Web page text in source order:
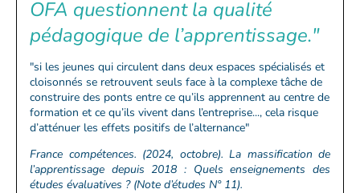
OFA questionnent la qualité
pédagogique de l’apprentissage."
"si les jeunes qui circulent dans deux espaces spécialisés et
cloisonnés se retrouvent seuls face à la complexe tâche de
construire des ponts entre ce qu’ils apprennent au centre de
formation et ce qu’ils vivent dans l’entreprise..., cela risque
d’atténuer les effets positifs de l’alternance"
France compétences. (2024, octobre). La massification de
l’apprentissage depuis 2018 : Quels enseignements des
études évaluatives ? (Note d’études N° 11).